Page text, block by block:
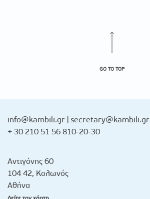
GO TO TOP
info@kambili.gr secretary@kambili.gr
+ 30 210 51 56 810-20-30
Αντιγόνης 60
104 42, Κολωνός
Αθήνα